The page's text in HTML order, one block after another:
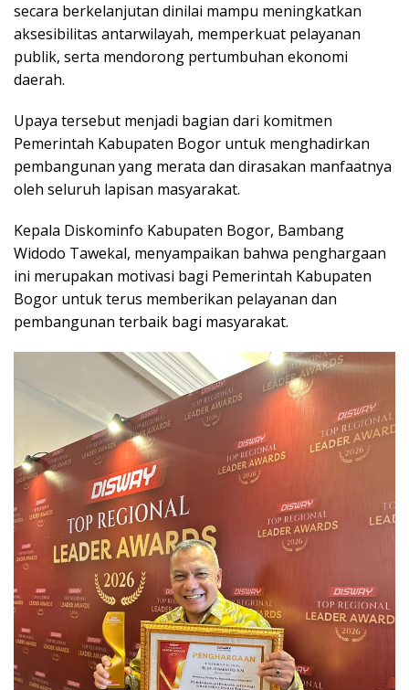
secara berkelanjutan dinilai mampu meningkatkan
aksesibilitas antarwilayah, memperkuat pelayanan
publik, serta mendorong pertumbuhan ekonomi
daerah.
Upaya tersebut menjadi bagian dari komitmen
Pemerintah Kabupaten Bogor untuk menghadirkan
pembangunan yang merata dan dirasakan manfaatnya
oleh seluruh lapisan masyarakat.
Kepala Diskominfo Kabupaten Bogor, Bambang
Widodo Tawekal, menyampaikan bahwa penghargaan
ini merupakan motivasi bagi Pemerintah Kabupaten
Bogor untuk terus memberikan pelayanan dan
pembangunan terbaik bagi masyarakat.